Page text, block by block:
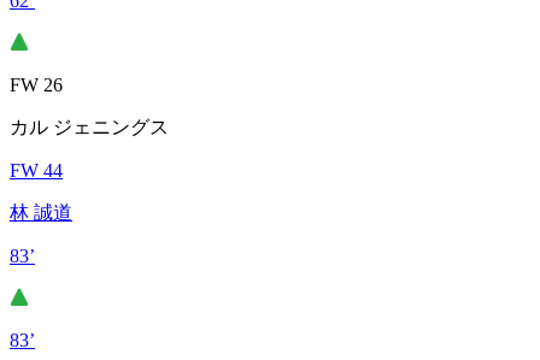
FW 26
カル ジェニングス
FW 44
林 誠道
83’
83’